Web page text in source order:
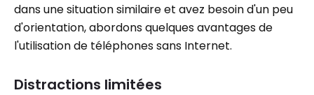
dans une situation similaire et avez besoin d'un peu
d'orientation, abordons quelques avantages de
l'utilisation de téléphones sans Internet.
Distractions limitées